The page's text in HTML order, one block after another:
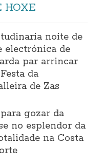
HOXE
noite de
electrónica de
par arrincar
da
de Zas
gozar da
no esplendor da
na Costa